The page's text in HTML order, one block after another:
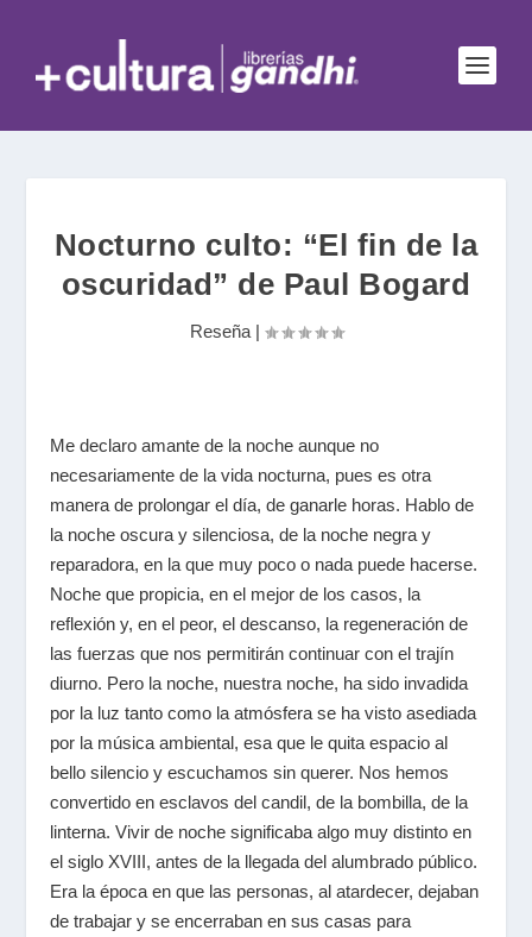
Nocturno culto: “El fin de la
oscuridad” de Paul Bogard
Reseña|
Me declaro amante de la noche aunque no
necesariamente de la vida nocturna, pues es otra
manera de prolongar el día, de ganarle horas. Hablo de
la noche oscura y silenciosa, de la noche negra y
reparadora, en la que muy poco o nada puede hacerse.
Noche que propicia, en el mejor de los casos, la
reflexión y, en el peor, el descanso, la regeneración de
las fuerzas que nos permitirán continuar con el trajín
diurno. Pero la noche, nuestra noche, ha sido invadida
por la luz tanto como la atmósfera se ha visto asediada
por la música ambiental, esa que le quita espacio al
bello silencio y escuchamos sin querer. Nos hemos
convertido en esclavos del candil, de la bombilla, de la
linterna. Vivir de noche significaba algo muy distinto en
el siglo XVIII, antes de la llegada del alumbrado público.
Era la época en que las personas, al atardecer, dejaban
de trabajar y se encerraban en sus casas para